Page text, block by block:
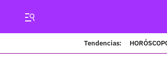
Tendencias: